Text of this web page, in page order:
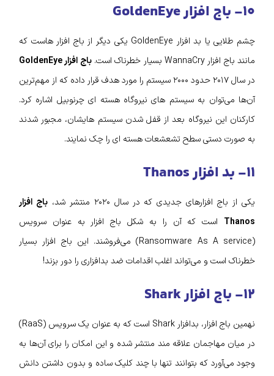
۱۰- باج افزار GoldenEye
چشم طلایی یا بد افزار GoldenEye یکی دیگر از باج افزار‌ هاست که
مانند باج افزار WannaCry بسیار خطرناک است.
باج افزار GoldenEye
در سال ۲۰۱۷ حدود ۲۰۰۰ سیستم را مورد هدف قرار داده که از مهم‌ترین
آن‌ها می‌توان به سیستم‌ های نیروگاه هسته‌ ای چرنوبیل اشاره کرد.
کارکنان این نیروگاه بعد از قفل شدن سیستم‌ هایشان، مجبور شدند
به صورت دستی سطح تشعشعات هسته‌ ای را چک نمایند.
۱۱- بد افزار Thanos
یکی از باج افزار‌های جدیدی که در سال ۲۰۲۰ منتشر شد،
باج افزار
Thanos است که آن را به شکل باج‌ افزار به عنوان سرویس
(Ransomware As A service) می‌فروشند. این باج افزار بسیار
خطرناک است و می‌تواند اغلب اقدامات ضد بدافزاری را دور بزند!
۱۲- باج افزار Shark
نهمین باج افزار، بدافزار Shark است که به عنوان یک سرویس (RaaS)
در میان مهاجمان علاقه‌ مند منتشر شده و این امکان را برای آن‌ها به
وجود می‌آورد که بتوانند تنها با چند کلیک ساده و بدون داشتن دانش